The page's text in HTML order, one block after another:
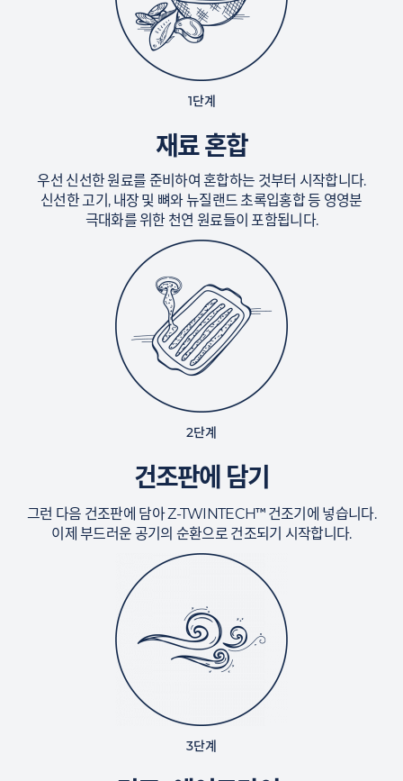
1단계
재료 혼합
우선 신선한 원료를 준비하여 혼합하는 것부터 시작합니다.
신선한 고기, 내장 및 뼈와 뉴질랜드 초록입홍합 등 영영분
극대화를 위한 천연 원료들이 포함됩니다.
2단계
건조판에 담기
그런 다음 건조판에 담아 Z-TWINTECH™건조기에 넣습니다.
이제 부드러운 공기의 순환으로 건조되기 시작합니다.
3단계